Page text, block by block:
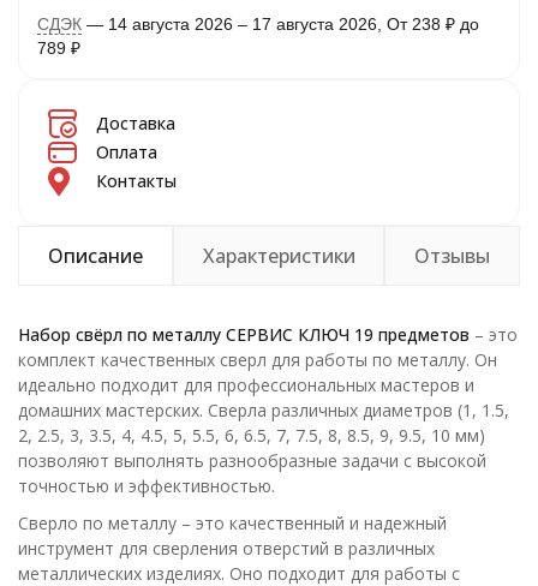
СДЭК 14 августа 2026 – 17 августа 2026 От 238 ₽ до
789 ₽
Доставка
Оплата
Контакты
Описание Характеристики Отзывы
Набор свёрл по металлу СЕРВИС КЛЮЧ 19 предметов – это
комплект качественных сверл для работы по металлу. Он
идеально подходит для профессиональных мастеров и
домашних мастерских. Сверла различных диаметров (1, 1.5,
2, 2.5, 3, 3.5, 4, 4.5, 5, 5.5, 6, 6.5, 7, 7.5, 8, 8.5, 9, 9.5, 10 мм)
позволяют выполнять разнообразные задачи с высокой
точностью и эффективностью.
Сверло по металлу – это качественный и надежный
инструмент для сверления отверстий в различных
металлических изделиях. Оно подходит для работы с